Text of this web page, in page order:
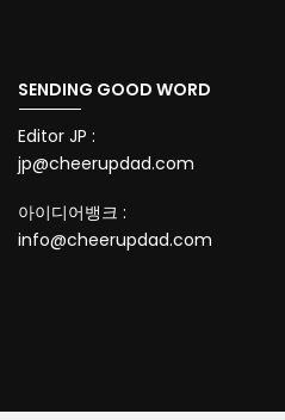
SENDING GOOD WORD
Editor JP :
jp@cheerupdad.com
아이디어뱅크 :
info@cheerupdad.com